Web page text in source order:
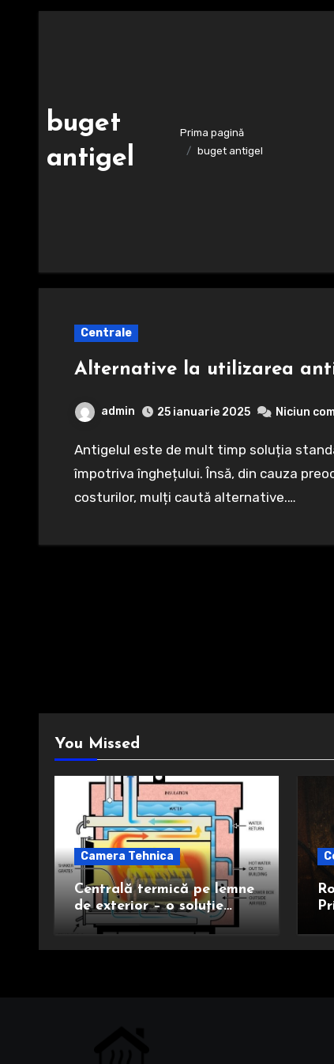
buget
antigel
Prima pagină
buget antigel
Centrale
Alternative la utilizarea
admin 25 ianuarie 2025 Niciun
Antigelul este de mult timp soluția standard pentru protejarea sistemelor de încălzire
împotriva înghețului. Însă, din cauza
costurilor, mulți caută alternative.…
You Missed
Camera Tehnica
Centrală termică pe lemne
de exterior – o soluție
eficientă și sustenabilă
pentru încălzire